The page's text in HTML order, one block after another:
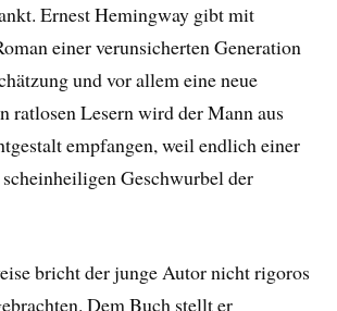
Ernest Hemingway gibt mit
einer verunsicherten Generation
und vor allem eine neue
ratlosen Lesern wird der Mann aus
empfangen, weil endlich einer
Geschwurbel der
bricht der junge Autor nicht rigoros
Dem Buch stellt er